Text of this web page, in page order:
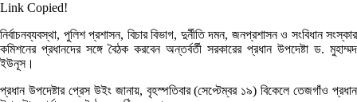
Link Copied!
নির্বাচনব্যবস্থা, পুলিশ প্রশাসন, বিচার বিভাগ, দুর্নীতি দমন, জনপ্রশাসন ও সংবিধান সংস্কার
কমিশনের প্রধানদের সঙ্গে বৈঠক করবেন অন্তর্বর্তী সরকারের প্রধান উপদেষ্টা ড. মুহাম্মদ
ইউনূস।
প্রধান উপদেষ্টার প্রেস উইং জানায়, বৃহস্পতিবার (সেপ্টেম্বর ১৯) বিকেলে তেজগাঁও প্রধান